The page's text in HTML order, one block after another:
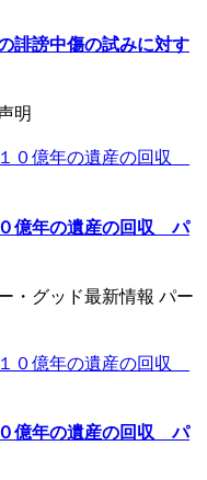
誹謗中傷の試みに対す
明
億年の遺産の回収 パ
・グッド最新情報 パー
億年の遺産の回収 パ